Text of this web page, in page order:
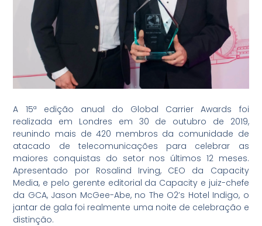
A 15ª edição anual do Global Carrier Awards foi
realizada em Londres em 30 de outubro de 2019,
reunindo mais de 420 membros da comunidade de
atacado de telecomunicações para celebrar as
maiores conquistas do setor nos últimos 12 meses.
Apresentado por Rosalind Irving, CEO da Capacity
Media, e pelo gerente editorial da Capacity e juiz-chefe
da GCA, Jason McGee-Abe, no The O2’s Hotel Indigo, o
jantar de gala foi realmente uma noite de celebração e
distinção.